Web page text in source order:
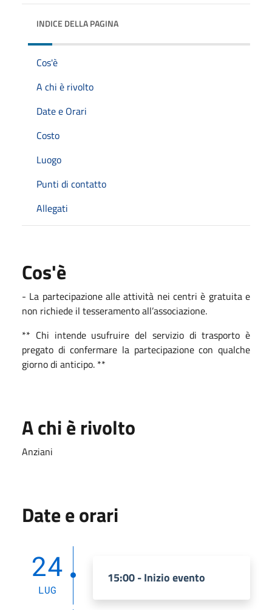
INDICE DELLA PAGINA
Cos'è
A chi è rivolto
Date e Orari
Costo
Luogo
Punti di contatto
Allegati
Cos'è
- La partecipazione alle attività nei centri è gratuita e
non richiede il tesseramento all’associazione.
** Chi intende usufruire del servizio di trasporto è
pregato di confermare la partecipazione con qualche
giorno di anticipo. **
A chi è rivolto
Anziani
Date e orari
24
LUG
15:00 - Inizio evento